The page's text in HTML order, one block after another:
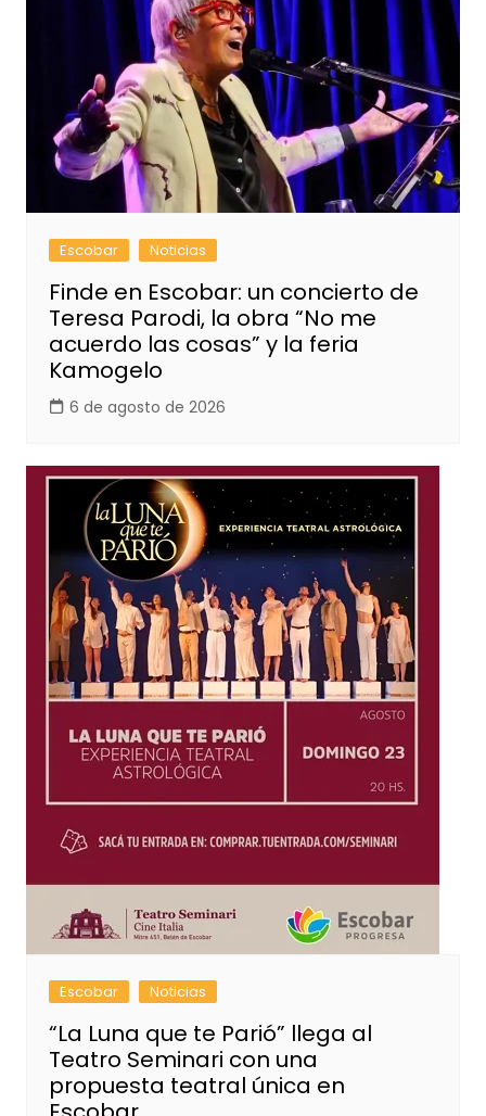
Escobar Noticias
Finde en Escobar: un concierto de
Teresa Parodi, la obra “No me
acuerdo las cosas” y la feria
Kamogelo
6 de agosto de 2026
Escobar Noticias
“La Luna que te Parió” llega al
Teatro Seminari con una
propuesta teatral única en